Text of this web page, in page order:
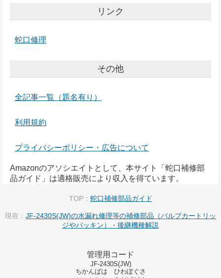
リンク
蛇口修理
その他
全記事一覧（題名有り）
利用規約
プライバシーポリシー・広告について
Amazonのアソシエイトとして、本サイト「蛇口補修部
品ガイド」は適格販売により収入を得ています。
TOP： 蛇口補修部品ガイド
現在： JF-2430S(JW)の水漏れ修理等の補修部品（バルブカートリッ
ジやパッキン）・後継機種解説
管理用コード
JF-2430S(JW)
ちかんぱは ひわぽぐさ